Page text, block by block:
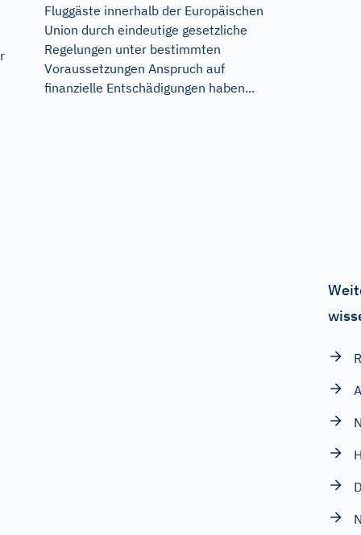
Fluggäste innerhalb der Europäischen
Union durch eindeutige gesetzliche
Regelungen unter bestimmten
Voraussetzungen Anspruch auf
finanzielle Entschädigungen haben...